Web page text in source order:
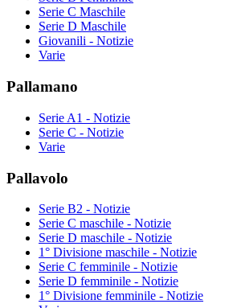
Serie C Maschile
Serie D Maschile
Giovanili - Notizie
Varie
Pallamano
Serie A1 - Notizie
Serie C - Notizie
Varie
Pallavolo
Serie B2 - Notizie
Serie C maschile - Notizie
Serie D maschile - Notizie
1° Divisione maschile - Notizie
Serie C femminile - Notizie
Serie D femminile - Notizie
1° Divisione femminile - Notizie